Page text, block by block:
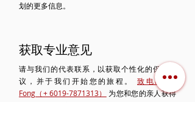
划的更多信息 。
获取专业意见
请与我们的代表联系，以获取个性化的保险建
议，并于我们开始您的旅程。
致电Felicia
Fong（+ 6019-7871313）
为您和您的亲人获得